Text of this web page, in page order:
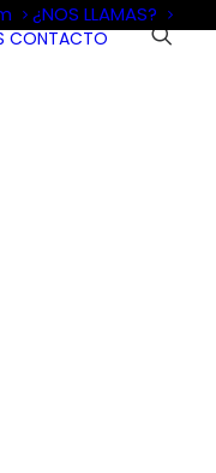
¿NOS LLAMAS?
CONTACTO